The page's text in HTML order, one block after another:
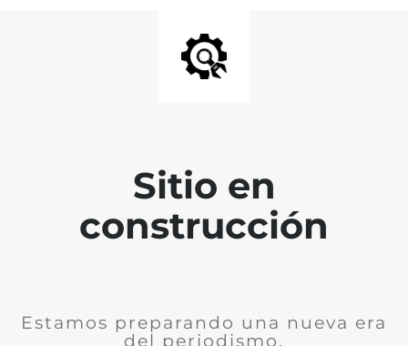
Sitio en
construcción
Estamos preparando una nueva era
del periodismo.